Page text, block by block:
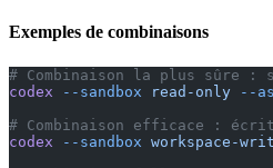
Exemples de combinaisons
# Combinaison la plus sûre :
codex --sandbox read-only --
# Combinaison efficace :
codex --sandbox workspace-